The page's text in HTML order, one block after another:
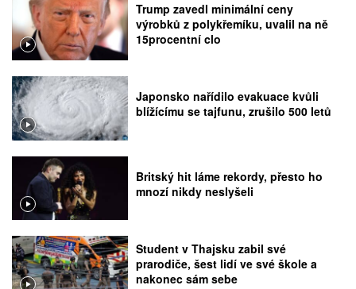
Trump zavedl minimální ceny
výrobků z polykřemíku, uvalil na ně
15procentní clo
Japonsko nařídilo evakuace kvůli
blížícímu se tajfunu, zrušilo 500 letů
Britský hit láme rekordy, přesto ho
mnozí nikdy neslyšeli
Student v Thajsku zabil své
prarodiče, šest lidí ve své škole a
nakonec sám sebe